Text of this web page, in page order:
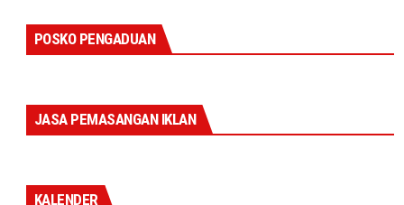
POSKO PENGADUAN
JASA PEMASANGAN IKLAN
KALENDER